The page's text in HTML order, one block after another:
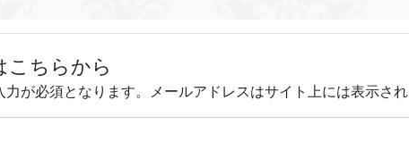
こちらから
力が必須となります。メールアドレスはサイト上には表示され